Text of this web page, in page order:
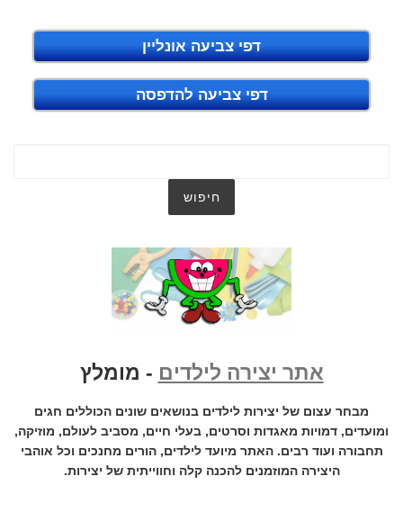
דפי צביעה אונליין
דפי צביעה להדפסה
אתר יצירה לילדים - מומלץ
מבחר עצום של יצירות לילדים בנושאים שונים הכוללים חגים
ומועדים, דמויות מאגדות וסרטים, בעלי חיים, מסביב לעולם, מוזיקה,
תחבורה ועוד רבים. האתר מיועד לילדים, הורים מחנכים וכל אוהבי
היצירה המוזמנים להכנה קלה וחווייתית של יצירות.